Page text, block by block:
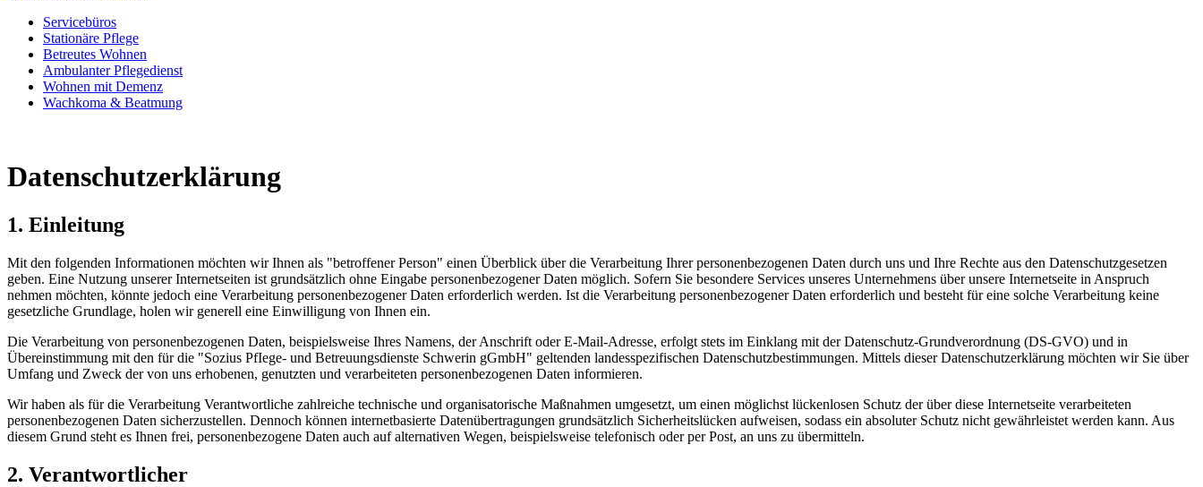
Servicebüros
Stationäre Pflege
Betreutes Wohnen
Ambulanter Pflegedienst
Wohnen mit Demenz
Wachkoma & Beatmung
Datenschutzerklärung
1. Einleitung
Mit den folgenden Informationen möchten wir Ihnen als "betroffener Person" einen Überblick über die Verarbeitung Ihrer personenbezogenen Daten durch uns und Ihre Rechte aus den Datenschutzgesetzen
geben. Eine Nutzung unserer Internetseiten ist grundsätzlich ohne Eingabe personenbezogener Daten möglich. Sofern Sie besondere Services unseres Unternehmens über unsere Internetseite in Anspruch
nehmen möchten, könnte jedoch eine Verarbeitung personenbezogener Daten erforderlich werden. Ist die Verarbeitung personenbezogener Daten erforderlich und besteht für eine solche Verarbeitung keine
gesetzliche Grundlage, holen wir generell eine Einwilligung von Ihnen ein.
Die Verarbeitung von personenbezogenen Daten, beispielsweise Ihres Namens, der Anschrift oder E-Mail-Adresse, erfolgt stets im Einklang mit der Datenschutz-Grundverordnung (DS-GVO) und in
Übereinstimmung mit den für die "Sozius PfIege- und Betreuungsdienste Schwerin gGmbH" geltenden landesspezifischen Datenschutzbestimmungen. Mittels dieser Datenschutzerklärung möchten wir Sie über
Umfang und Zweck der von uns erhobenen, genutzten und verarbeiteten personenbezogenen Daten informieren.
Wir haben als für die Verarbeitung Verantwortliche zahlreiche technische und organisatorische Maßnahmen umgesetzt, um einen möglichst lückenlosen Schutz der über diese Internetseite verarbeiteten
personenbezogenen Daten sicherzustellen. Dennoch können internetbasierte Datenübertragungen grundsätzlich Sicherheitslücken aufweisen, sodass ein absoluter Schutz nicht gewährleistet werden kann. Aus
diesem Grund steht es Ihnen frei, personenbezogene Daten auch auf alternativen Wegen, beispielsweise telefonisch oder per Post, an uns zu übermitteln.
2. Verantwortlicher